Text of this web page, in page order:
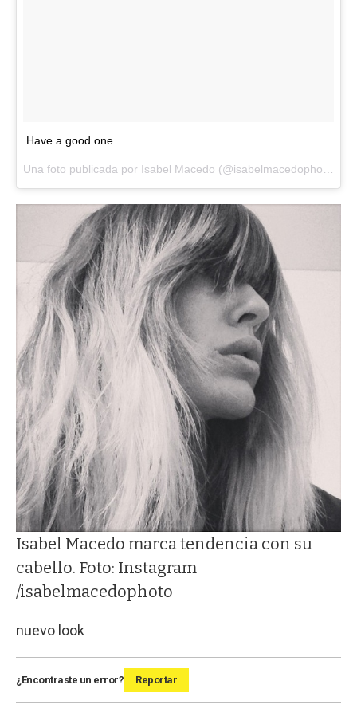
Have a good one
Isabel Macedo marca tendencia con su
cabello. Foto: Instagram
/isabelmacedophoto
nuevo look
¿Encontraste un error? Reportar